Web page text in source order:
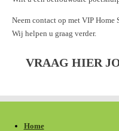
Neem contact op met VIP
Wij helpen u graag verder.
VRAAG HIER
Home